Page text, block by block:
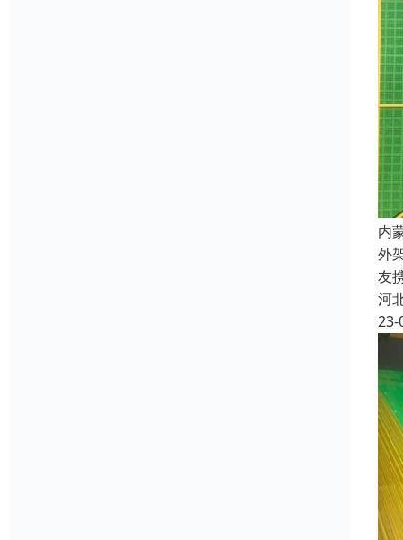
内
外
友
河
23-